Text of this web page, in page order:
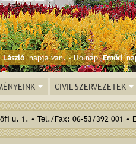
László napja van. - Holnap Emőd
CIVIL SZERVEZETEK
u. 1. • Tel./Fax: 06-53/392 001 •